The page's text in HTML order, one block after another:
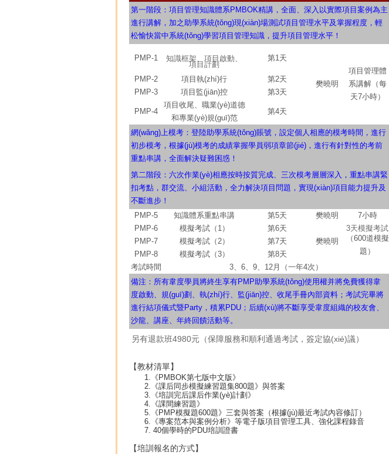
第一階段：項目管理知識體系PMBOK精講，全面、深入以實際項目案例為主
進行講解，加之助學系統(tǒng)現(xiàn)場測試項目管理水平及掌握程度，輕
松愉快當中系統(tǒng)學習項目管理知識，提升項目管理水平！
PMP-1 知識框架、項目啟動、
項目計劃
第1天
樊曉明
項目管理體
系講解（每
天7小時）
PMP-2 項目執(zhí)行
第2天
PMP-3
項目監(jiān)控 第3天
PMP-4
項目收尾、職業(yè)道德
和專業(yè)規(guī)范
第4天
網(wǎng)上模考：登陸助學系統(tǒng)賬號，設定個人相應的模考時間，進行
初步模考，根據(jù)模考的成績掌握學員弱項章節(jié)，進行有針對性的考前
重點串講，全面解決疑難困惑！
第二階段：六次作業(yè)相應按時按質完成、三次模考層層深入，重點串講緊
扣考點，群交流、小組活動，全力解決項目問題，實現(xiàn)項目能力提升及
不斷進步！
PMP-5
知識體系重點串講 第5天 樊曉明
7小時
PMP-6
模擬考試（1）
第6天
樊曉明
3天模擬考試
（600道模擬
題）
PMP-7 模擬考試（2）
第7天
PMP-8
模擬考試（3）
第8天
考試時間
3、6、9、12月（一年4次）
備注：所有韋度學員將終生享有PMP助學系統(tǒng)使用權并將免費獲得韋
度啟動、規(guī)劃、執(zhí)行、監(jiān)控、收尾手冊內部資料；考試完畢將
進行結項儀式暨Party，積累PDU；后續(xù)將不斷享受韋度組織的校友會、
沙龍、講座、年終回饋活動等。
另有退款班4980元（保障服務和順利通過考試，簽定協(xié)議）
【教材清單】
1.《PMBOK第七版中文版》
2.《課后同步模擬練習題集800題》與答案
3.《培訓完后課后作業(yè)計劃》
4.《課間練習題》
5.《PMP模擬題600題》三套與答案（根據(jù)最近考試內容修訂）
6.《專案范本與案例分析》等電子版項目管理工具、強化課程錄音
7. 40個學時的PDU培訓證書
【培訓報名的方式】